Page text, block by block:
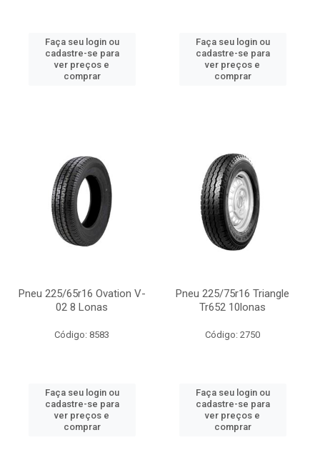
Faça seu login ou
cadastre-se para
ver preços e
comprar
Faça seu login ou
cadastre-se para
ver preços e
comprar
Pneu 225/65r16 Ovation V-
02 8 Lonas
Código: 8583
Faça seu login ou
cadastre-se para
ver preços e
comprar
Pneu 225/75r16 Triangle
Tr652 10lonas
Código: 2750
Faça seu login ou
cadastre-se para
ver preços e
comprar